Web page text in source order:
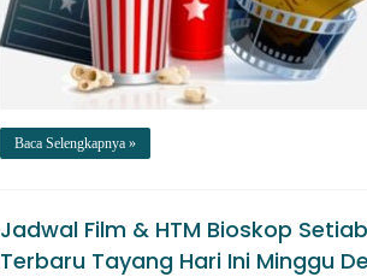
Baca Selengkapnya »
Jadwal Film & HTM Bioskop
Terbaru Tayang Hari Ini Minggu